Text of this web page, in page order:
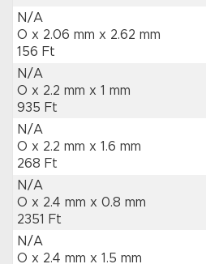
N/A
O x 2.06 mm x 2.62 mm
156 Ft
N/A
O x 2.2 mm x 1 mm
935 Ft
N/A
O x 2.2 mm x 1.6 mm
268 Ft
N/A
O x 2.4 mm x 0.8 mm
2351 Ft
N/A
O x 2.4 mm x 1.5 mm